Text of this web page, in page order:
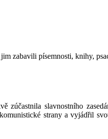
zabavili písemnosti, knihy,
zúčastnila slavnostního
strany a vyjádřil